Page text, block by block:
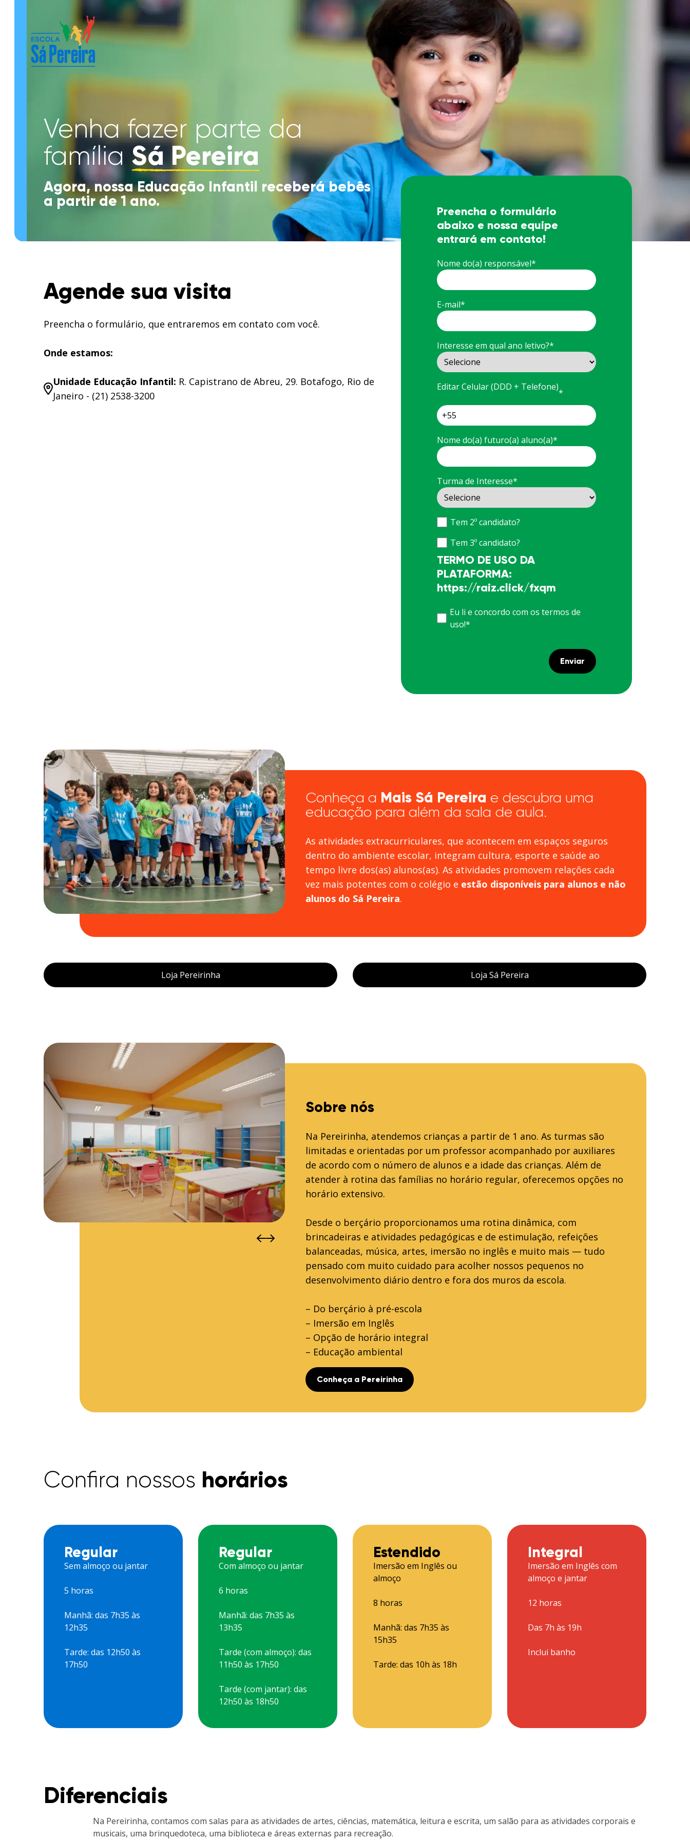
Venha fazer parte da
família Sá Pereira
Agora, nossa Educação Infantil receberá bebês
a partir de 1 ano.
Agende sua visita
Preencha o formulário, que entraremos em contato com você.
Onde estamos:
Unidade Educação Infantil: R. Capistrano de Abreu, 29. Botafogo, Rio de
Janeiro - (21) 2538-3200
Preencha o formulário
abaixo e nossa equipe
entrará em contato!
Nome do(a) responsável*
E-mail*
Interesse em qual ano letivo?*
Editar Celular (DDD + Telefone)
*
Nome do(a) futuro(a) aluno(a)*
Turma de Interesse*
Tem 2º candidato?
Tem 3º candidato?
TERMO DE USO DA
PLATAFORMA:
https://raiz.click/fxqm
Eu li e concordo com os termos de
uso!*
Conheça a Mais Sá Pereira e descubra uma
educação para além da sala de aula.
As atividades extracurriculares, que acontecem em espaços seguros
dentro do ambiente escolar, integram cultura, esporte e saúde ao
tempo livre dos(as) alunos(as). As atividades promovem relações cada
vez mais potentes com o colégio e estão disponíveis para alunos e não
alunos do Sá Pereira.
Loja Pereirinha Loja Sá Pereira
Sobre nós
Na Pereirinha, atendemos crianças a partir de 1 ano. As turmas são
limitadas e orientadas por um professor acompanhado por auxiliares
de acordo com o número de alunos e a idade das crianças. Além de
atender à rotina das famílias no horário regular, oferecemos opções no
horário extensivo.
Desde o berçário proporcionamos uma rotina dinâmica, com
brincadeiras e atividades pedagógicas e de estimulação, refeições
balanceadas, música, artes, imersão no inglês e muito mais — tudo
pensado com muito cuidado para acolher nossos pequenos no
desenvolvimento diário dentro e fora dos muros da escola.
– Do berçário à pré-escola
– Imersão em Inglês
– Opção de horário integral
– Educação ambiental
Conheça a Pereirinha
Confira nossos horários
Regular
Sem almoço ou jantar
5 horas
Manhã: das 7h35 às
12h35
Tarde: das 12h50 às
17h50
Regular
Com almoço ou jantar
6 horas
Manhã: das 7h35 às
13h35
Tarde (com almoço): das
11h50 às 17h50
Tarde (com jantar): das
12h50 às 18h50
Estendido
Imersão em Inglês ou
almoço
8 horas
Manhã: das 7h35 às
15h35
Tarde: das 10h às 18h
Integral
Imersão em Inglês com
almoço e jantar
12 horas
Das 7h às 19h
Inclui banho
Diferenciais
Na Pereirinha, contamos com salas para as atividades de artes, ciências, matemática, leitura e escrita, um salão para as atividades corporais e
musicais, uma brinquedoteca, uma biblioteca e áreas externas para recreação.